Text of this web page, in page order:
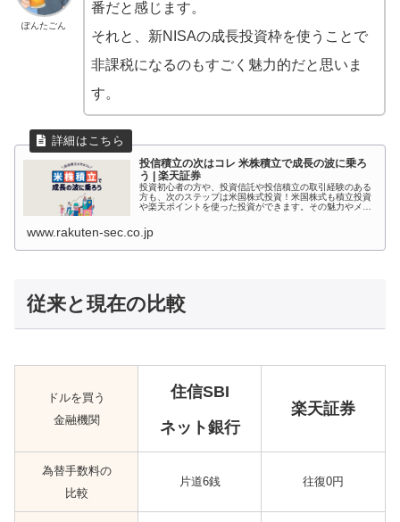
ぽんたごん
番だと感じます。
それと、新NISAの成長投資枠を使うことで
非課税になるのもすごく魅力的だと思いま
す。
投信積立の次はコレ 米株積立で成長の波に乗ろ
う | 楽天証券
投資初心者の方や、投資信託や投信積立の取引経験のある
方も、次のステップは米国株式投資！米国株式も積立投資
や楽天ポイントを使った投資ができます。その魅力やメリ
載。
www.rakuten-sec.co.jp
従来と現在の比較
ドルを買う
金融機関
住信SBI
ネット銀行
楽天証券
為替手数料の
比較
片道6銭 往復0円